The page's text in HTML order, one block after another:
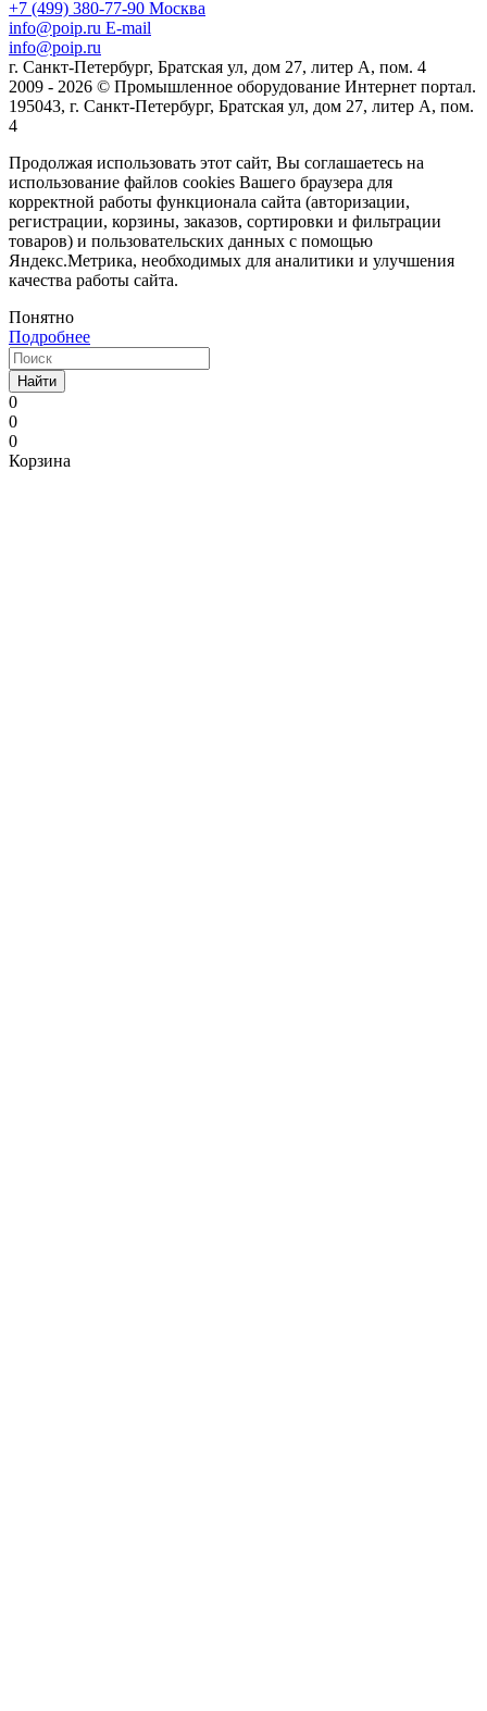
+7 (499) 380-77-90 Москва
info@poip.ru E-mail
info@poip.ru
г. Санкт-Петербург, Братская ул, дом 27, литер А, пом. 4
2009 - 2026 © Промышленное оборудование Интернет портал.
195043, г. Санкт-Петербург, Братская ул, дом 27, литер А, пом.
4
Продолжая использовать этот сайт, Вы соглашаетесь на
использование файлов cookies Вашего браузера для
корректной работы функционала сайта (авторизации,
регистрации, корзины, заказов, сортировки и фильтрации
товаров) и пользовательских данных с помощью
Яндекс.Метрика, необходимых для аналитики и улучшения
качества работы сайта.
Понятно
Подробнее
Найти
0
0
0
Корзина